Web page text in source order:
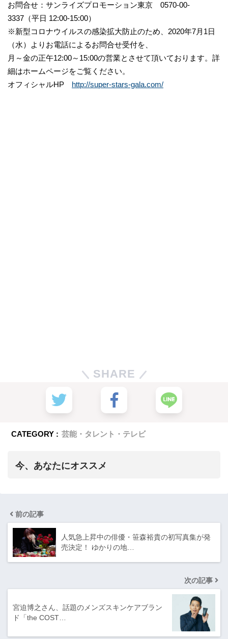
お問合せ：サンライズプロモーション東京 0570-00-
3337（平日 12:00-15:00）
※新型コロナウイルスの感染拡大防止のため、2020年7月1日
（水）よりお電話によるお問合せ受付を、
月～金の正午12:00～15:00の営業とさせて頂いております。詳
細はホームページをご覧ください。
オフィシャルHP http://super-stars-gala.com/
SHARE
CATEGORY : 芸能・タレント・テレビ
今、あなたにオススメ
前の記事
人気急上昇中の俳優・笹森裕貴の初写真集が発
売決定！ ゆかりの地…
次の記事
宮迫博之さん、話題のメンズスキンケアブラン
ド「the COST…